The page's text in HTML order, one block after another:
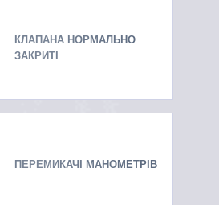
КЛАПАНА НОРМАЛЬНО
ЗАКРИТІ
ПЕРЕМИКАЧІ МАНОМЕТРІВ